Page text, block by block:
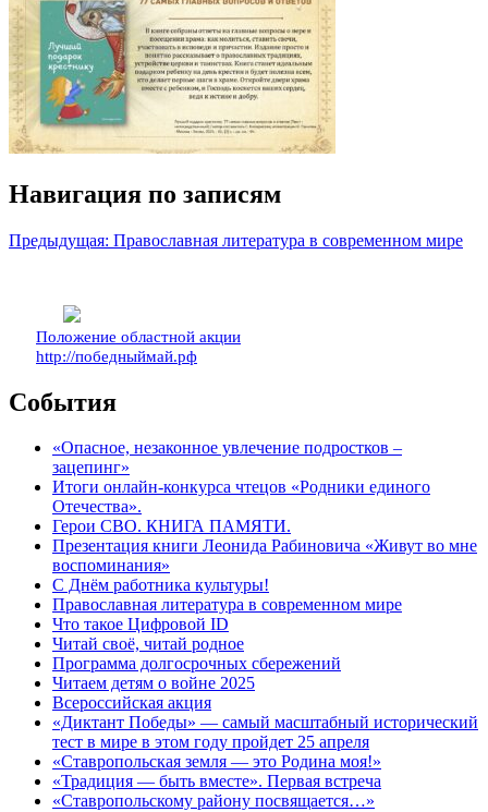
Навигация по записям
Предыдущая: Православная литература в современном мире
Положение областной акции
http://победныймай.рф
События
«Опасное, незаконное увлечение подростков –
зацепинг»
Итоги онлайн-конкурса чтецов «Родники единого
Отечества».
Герои СВО. КНИГА ПАМЯТИ.
Презентация книги Леонида Рабиновича «Живут во мне
воспоминания»
С Днём работника культуры!
Православная литература в современном мире
Что такое Цифровой ID
Читай своё, читай родное
Программа долгосрочных сбережений
Читаем детям о войне 2025
Всероссийская акция
«Диктант Победы» — самый масштабный исторический
тест в мире в этом году пройдет 25 апреля
«Ставропольская земля — это Родина моя!»
«Традиция — быть вместе». Первая встреча
«Ставропольскому району посвящается…»